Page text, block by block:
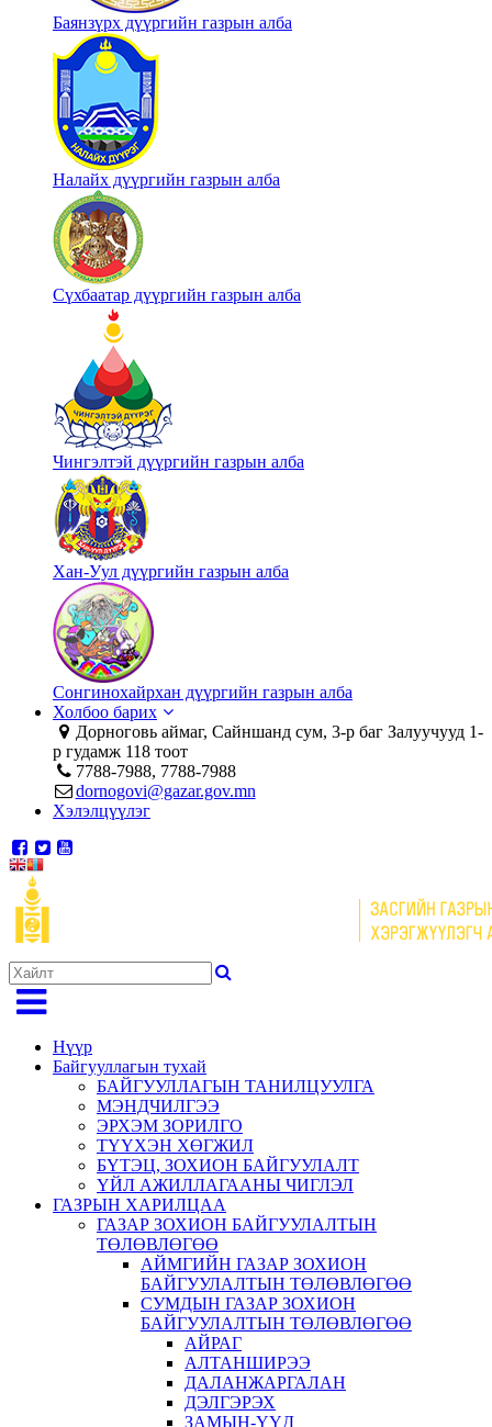
Баянзүрх дүүргийн газрын алба
Налайх дүүргийн газрын алба
Сүхбаатар дүүргийн газрын алба
Чингэлтэй дүүргийн газрын алба
Хан-Уул дүүргийн газрын алба
Сонгинохайрхан дүүргийн газрын алба
Холбоо барих
Дорноговь аймаг, Сайншанд сум, 3-р баг Залуучууд 1-
р гудамж 118 тоот
7788-7988, 7788-7988
dornogovi@gazar.gov.mn
Хэлэлцүүлэг
Нүүр
Байгууллагын тухай
БАЙГУУЛЛАГЫН ТАНИЛЦУУЛГА
МЭНДЧИЛГЭЭ
ЭРХЭМ ЗОРИЛГО
ТҮҮХЭН ХӨГЖИЛ
БҮТЭЦ, ЗОХИОН БАЙГУУЛАЛТ
ҮЙЛ АЖИЛЛАГААНЫ ЧИГЛЭЛ
ГАЗРЫН ХАРИЛЦАА
ГАЗАР ЗОХИОН БАЙГУУЛАЛТЫН
ТӨЛӨВЛӨГӨӨ
АЙМГИЙН ГАЗАР ЗОХИОН
БАЙГУУЛАЛТЫН ТӨЛӨВЛӨГӨӨ
СУМДЫН ГАЗАР ЗОХИОН
БАЙГУУЛАЛТЫН ТӨЛӨВЛӨГӨӨ
АЙРАГ
АЛТАНШИРЭЭ
ДАЛАНЖАРГАЛАН
ДЭЛГЭРЭХ
ЗАМЫН-ҮҮД